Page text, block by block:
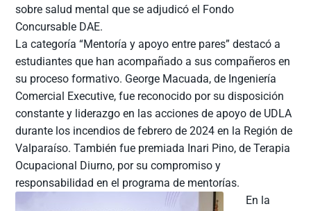
sobre salud mental que se adjudicó el Fondo
Concursable DAE.
La categoría “Mentoría y apoyo entre pares” destacó a
estudiantes que han acompañado a sus compañeros en
su proceso formativo. George Macuada, de Ingeniería
Comercial Executive, fue reconocido por su disposición
constante y liderazgo en las acciones de apoyo de UDLA
durante los incendios de febrero de 2024 en la Región de
Valparaíso. También fue premiada Inari Pino, de Terapia
Ocupacional Diurno, por su compromiso y
responsabilidad en el programa de mentorías.
En la